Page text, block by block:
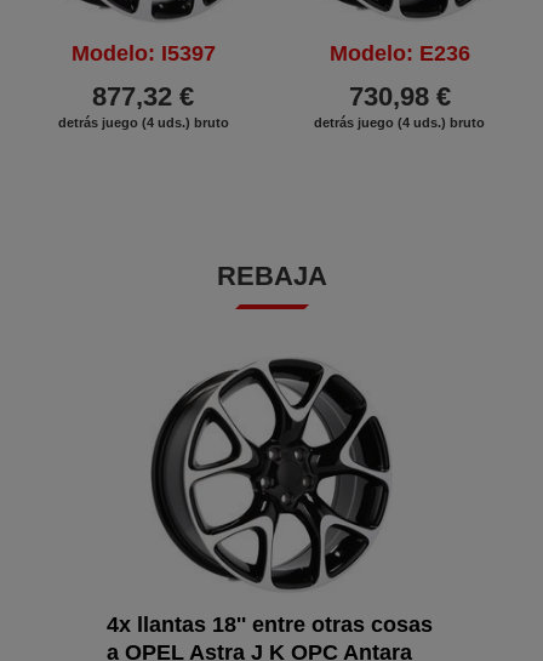
Modelo: I5397
877,32 €
detrás juego (4 uds.) bruto
Modelo: E236
730,98 €
detrás juego (4 uds.) bruto
REBAJA
4x llantas 18'' entre otras cosas
a OPEL Astra J K OPC Antara